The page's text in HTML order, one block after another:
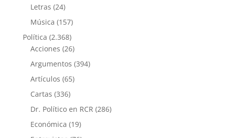
Letras (24)
Música (157)
Política (2.368)
Acciones (26)
Argumentos (394)
Artículos (65)
Cartas (336)
Dr. Político en RCR (286)
Económica (19)